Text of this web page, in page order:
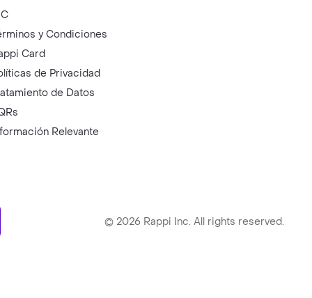
y Condiciones
Card
de Privacidad
de Datos
Relevante
© 2026 Rappi Inc. All rights reserved.